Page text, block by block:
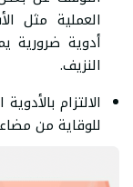
العملية مثل
أدوية ضرورية
النزيف.
الالتزام
للوقاية من